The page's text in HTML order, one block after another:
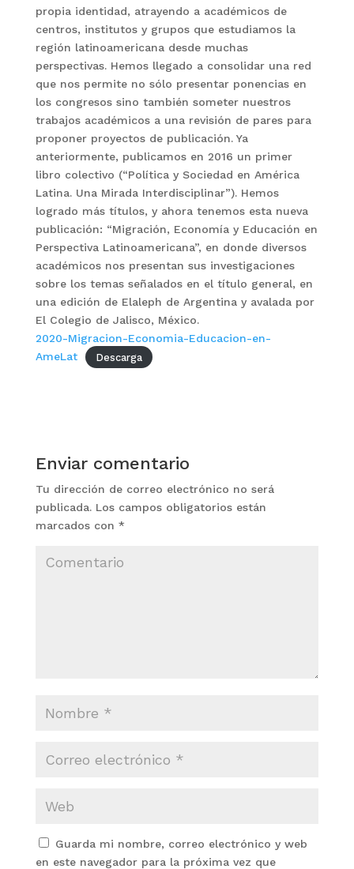
propia identidad, atrayendo a académicos de
centros, institutos y grupos que estudiamos la
región latinoamericana desde muchas
perspectivas. Hemos llegado a consolidar una red
que nos permite no sólo presentar ponencias en
los congresos sino también someter nuestros
trabajos académicos a una revisión de pares para
proponer proyectos de publicación. Ya
anteriormente, publicamos en 2016 un primer
libro colectivo (“Política y Sociedad en América
Latina. Una Mirada Interdisciplinar”). Hemos
logrado más títulos, y ahora tenemos esta nueva
publicación: “Migración, Economía y Educación en
Perspectiva Latinoamericana”, en donde diversos
académicos nos presentan sus investigaciones
sobre los temas señalados en el título general, en
una edición de Elaleph de Argentina y avalada por
El Colegio de Jalisco, México.
2020-Migracion-Economia-Educacion-en-
AmeLat
Descarga
Enviar comentario
Tu dirección de correo electrónico no será
publicada.Los campos obligatorios están
marcados con *
Guarda mi nombre, correo electrónico y web
en este navegador para la próxima vez que